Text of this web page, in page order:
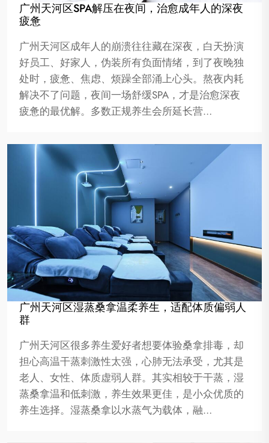
广州天河区SPA解压在夜间，治愈成年人的深夜
疲惫
广州天河区成年人的崩溃往往藏在深夜，白天扮演
好员工、好家人，伪装所有负面情绪，到了夜晚独
处时，疲惫、焦虑、烦躁全部涌上心头。熬夜内耗
解决不了问题，夜间一场舒缓SPA，才是治愈深夜
疲惫的最优解。多数正规养生会所延长营…
广州天河区湿蒸桑拿温柔养生，适配体质偏弱人
群
广州天河区很多养生爱好者想要体验桑拿排毒，却
担心高温干蒸刺激性太强，心肺无法承受，尤其是
老人、女性、体质虚弱人群。其实相较于干蒸，湿
蒸桑拿温和低刺激，养生效果更佳，是小众优质的
养生选择。湿蒸桑拿以水蒸气为载体，融…